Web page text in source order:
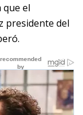
el
presidente del